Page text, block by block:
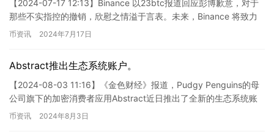
【2024-07-17 12:13】Binance 以23btc报道回应彭博歉意，对于
那些不实指控的撤销，欣慰之情溢于言表。未来，Binance 将致力
于持之以恒地提供卓越服务与创…
币资讯 2024年7月17日
Abstract推出生态系统账户。
【2024-08-03 11:16】《金色财经》报道，Pudgy Penguins的母
公司旗下的加密消费者应用Abstract近日推出了全新的生态系统账
户——Abstract Ec…
币资讯 2024年8月3日